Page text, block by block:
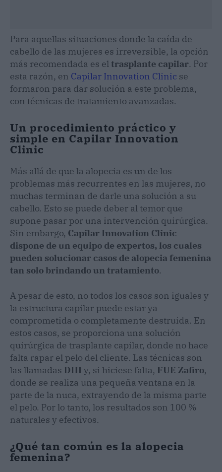
Para aquellas situaciones donde la caída de
cabello de las mujeres es irreversible, la opción
más recomendada es eltrasplante capilar. Por
esta razón, en Capilar Innovation Clinic se
formaron para dar solución a este problema,
con técnicas de tratamiento avanzadas.
Un procedimiento práctico y
simple en Capilar Innovation
Clinic
Más allá de que la alopecia es un de los
problemas más recurrentes en las mujeres, no
muchas terminan de darle una solución a su
cabello. Esto se puede deber al temor que
supone pasar por una intervención quirúrgica.
Sin embargo, Capilar Innovation Clinic
dispone de un equipo de expertos, los cuales
pueden solucionar casos de alopecia femenina
tan solo brindando un tratamiento.
A pesar de esto, no todos los casos son iguales y
la estructura capilar puede estar ya
comprometida o completamente destruida. En
estos casos, se proporciona una solución
quirúrgica de trasplante capilar, donde no hace
falta rapar el pelo del cliente. Las técnicas son
las llamadas DHI y, si hiciese falta, FUE Zafiro,
donde se realiza una pequeña ventana en la
parte de la nuca, extrayendo de la misma parte
el pelo. Por lo tanto, los resultados son 100 %
naturales y efectivos.
¿Qué tan común es la alopecia
femenina?